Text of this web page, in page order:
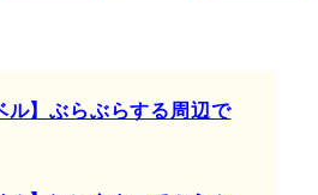
ル】ぶらぶらする周辺で